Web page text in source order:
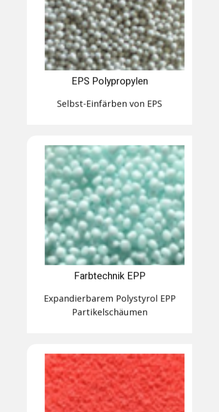
EPS Polypropylen
Selbst-Einfärben von EPS
Farbtechnik EPP
Expandierbarem Polystyrol EPP
Partikelschäumen